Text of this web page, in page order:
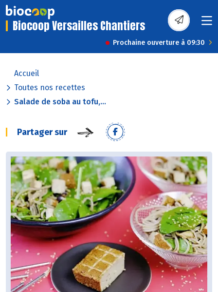
Biocoop Versailles Chantiers
Prochaine ouverture à 09:30
Accueil
Toutes nos recettes
Salade de soba au tofu,...
Partager sur